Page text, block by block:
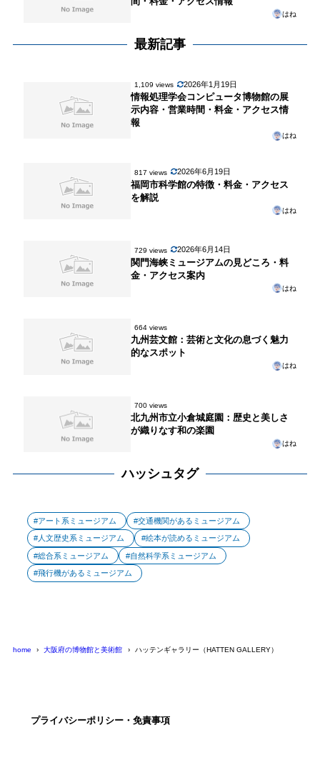
はね
最新記事
1,109 views 2026年1月19日
情報処理学会コンピュータ博物館の展
示内容・営業時間・料金・アクセス情
報
はね
817 views 2026年6月19日
福岡市科学館の特徴・料金・アクセス
を解説
はね
729 views 2026年6月14日
関門海峡ミュージアムの見どころ・料
金・アクセス案内
はね
664 views
九州芸文館：芸術と文化の息づく魅力
的なスポット
はね
700 views
北九州市立小倉城庭園：歴史と美しさ
が織りなす和の楽園
はね
ハッシュタグ
アート系ミュージアム 交通機関があるミュージアム
人文歴史系ミュージアム 絵本が読めるミュージアム
総合系ミュージアム 自然科学系ミュージアム
飛行機があるミュージアム
home 大阪府の博物館と美術館 ハッテンギャラリー（HATTEN GALLERY）
プライバシーポリシー・免責事項